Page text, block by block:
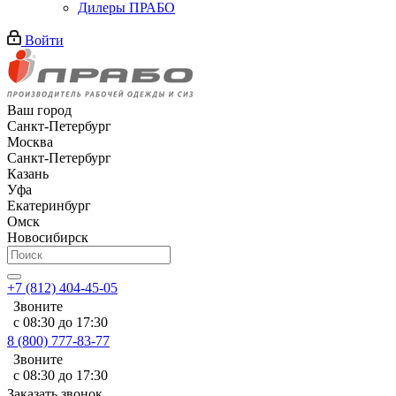
Дилеры ПРАБО
Войти
Ваш город
Санкт-Петербург
Москва
Санкт-Петербург
Казань
Уфа
Екатеринбург
Омск
Новосибирск
+7 (812) 404-45-05
Звоните
с 08:30 до 17:30
8 (800) 777-83-77
Звоните
с 08:30 до 17:30